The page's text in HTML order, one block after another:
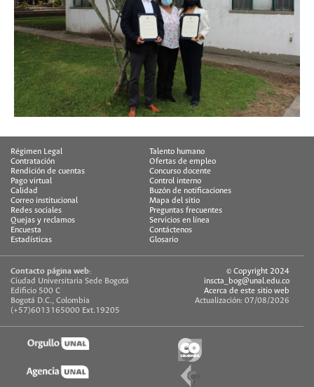
Régimen Legal
Talento humano
Contratación
Ofertas de empleo
Rendición de cuentas
Concurso docente
Pago virtual
Control interno
Calidad
Buzón de notificaciones
Correo institucional
Mapa del sitio
Redes sociales
Preguntas frecuentes
Quejas y reclamos
Servicios en línea
Encuesta
Contáctenos
Estadísticas
Glosario
Contacto página web:
Ciudad Universitaria Sede Bogotá
Edificio 500 C
Bogotá D.C., Colombia
(+57)6013165000 Ext.19205
© Copyright 2024
inscta_bog@unal.edu.co
Acerca de este sitio web
Actualización: 07/08/2026